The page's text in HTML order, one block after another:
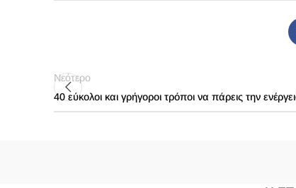
Νεότερο
40 εύκολοι και γρήγοροι τρόποι να πάρεις την